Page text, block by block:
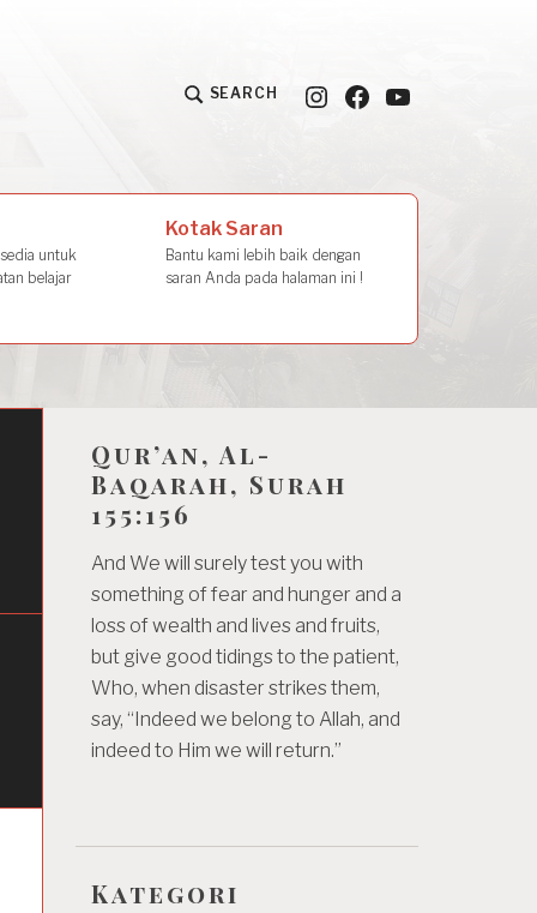
SEARCH Instagram
FacebookYouTube
untuk
belajar
Kotak Saran
Bantu kami lebih baik dengan
saran Anda pada halaman ini !
Qur’an, Al-
Baqarah, Surah
155:156
And We will surely test you with
something of fear and hunger and a
loss of wealth and lives and fruits,
but give good tidings to the patient,
Who, when disaster strikes them,
say, “Indeed we belong to Allah, and
indeed to Him we will return.”
Kategori